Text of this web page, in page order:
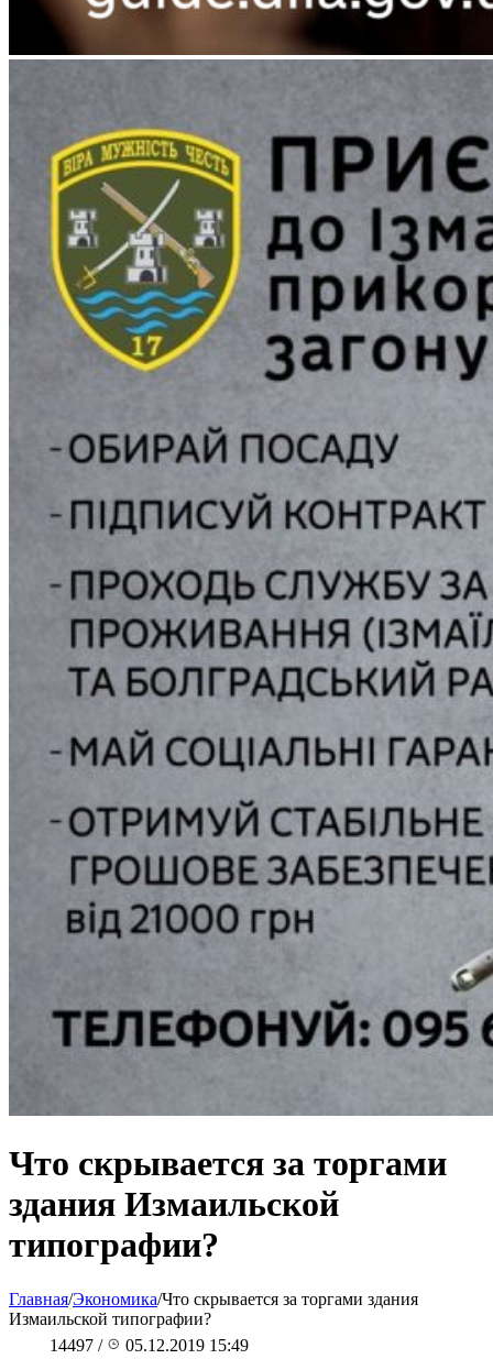
Что скрывается за торгами
здания Измаильской
типографии?
Главная/Экономика/Что скрывается за торгами здания
Измаильской типографии?
14497 / 05.12.2019 15:49